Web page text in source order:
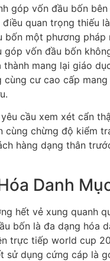
góp vốn đầu bốn
quan trọng thiếu
bốn một phương pháp
góp vốn đầu bốn
mang lại giáo
cùng cư cao cấp mang
cầu xem xét cẩn
cùng chừng độ kiểm
hàng dạng thân
Danh
hết vẻ xung quanh
bốn là đa dạng hóa
trực tiếp world cup
sử dụng cứng cáp là